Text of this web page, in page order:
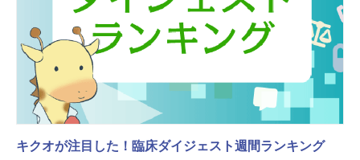
キクオが注目した！臨床ダイジェスト週間ランキング